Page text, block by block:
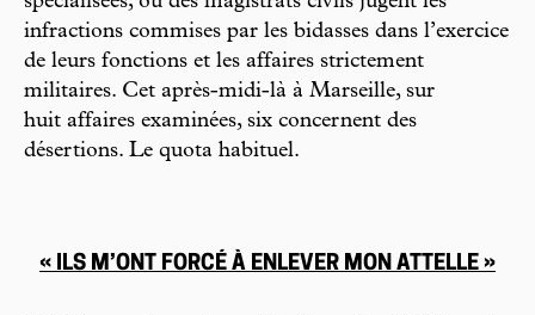
infractions commises par les bidasses dans l’exercice
de leurs fonctions et les affaires strictement
militaires. Cet après-midi-là à Marseille, sur
huit affaires examinées, six concernent des
désertions. Le quota habituel.
« ILS M’ONT FORCÉ À ENLEVER MON ATTELLE »